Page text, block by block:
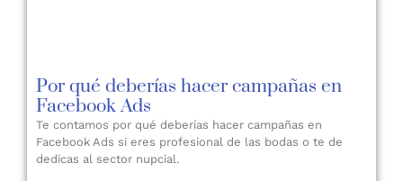
Por qué deberías hacer campañas en
Facebook Ads
Te contamos por qué deberías hacer campañas en
Facebook Ads si eres profesional de las bodas o te de
dedicas al sector nupcial.